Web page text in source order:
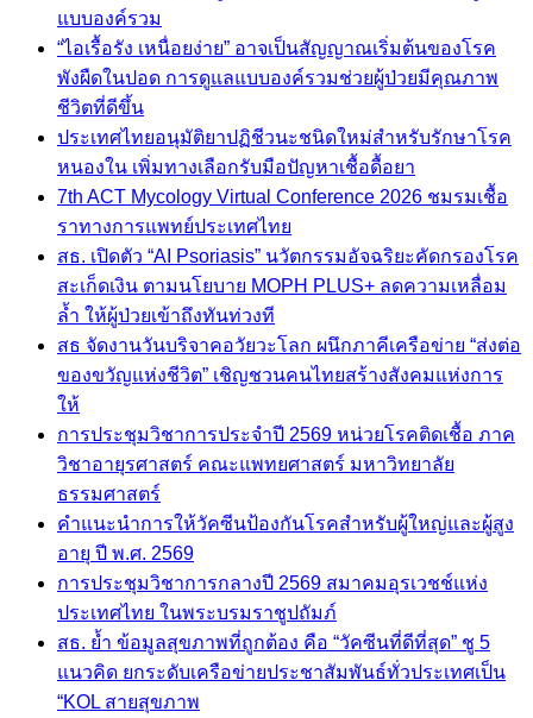
แบบองค์รวม
“ไอเรื้อรัง เหนื่อยง่าย” อาจเป็นสัญญาณเริ่มต้นของโรค
พังผืดในปอด การดูแลแบบองค์รวมช่วยผู้ป่วยมีคุณภาพ
ชีวิตที่ดีขึ้น
ประเทศไทยอนุมัติยาปฏิชีวนะชนิดใหม่สำหรับรักษาโรค
หนองใน เพิ่มทางเลือกรับมือปัญหาเชื้อดื้อยา
7th ACT Mycology Virtual Conference 2026 ชมรมเชื้อ
ราทางการแพทย์ประเทศไทย
สธ. เปิดตัว “AI Psoriasis” นวัตกรรมอัจฉริยะคัดกรองโรค
สะเก็ดเงิน ตามนโยบาย MOPH PLUS+ ลดความเหลื่อม
ล้ำ ให้ผู้ป่วยเข้าถึงทันท่วงที
สธ จัดงานวันบริจาคอวัยวะโลก ผนึกภาคีเครือข่าย “ส่งต่อ
ของขวัญแห่งชีวิต” เชิญชวนคนไทยสร้างสังคมแห่งการ
ให้
การประชุมวิชาการประจำปี 2569 หน่วยโรคติดเชื้อ ภาค
วิชาอายุรศาสตร์ คณะแพทยศาสตร์ มหาวิทยาลัย
ธรรมศาสตร์
คำแนะนำการให้วัคซีนป้องกันโรคสำหรับผู้ใหญ่และผู้สูง
อายุ ปี พ.ศ. 2569
การประชุมวิชาการกลางปี 2569 สมาคมอุรเวชช์แห่ง
ประเทศไทย ในพระบรมราชูปถัมภ์
สธ. ย้ำ ข้อมูลสุขภาพที่ถูกต้อง คือ “วัคซีนที่ดีที่สุด” ชู 5
แนวคิด ยกระดับเครือข่ายประชาสัมพันธ์ทั่วประเทศเป็น
“KOL สายสุขภาพ